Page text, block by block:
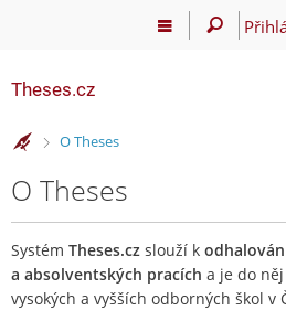
Theses.cz
>
O Theses
O Theses
Systém Theses.cz slouží k
a absolventských pracích a je do
vysokých a vyšších odborných škol v